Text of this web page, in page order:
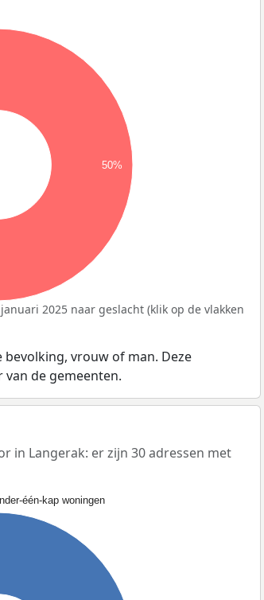
50%
2025 naar geslacht (klik op de vlakken
vrouw of man. Deze
de gemeenten.
in Langerak: er zijn 30 adressen met
één-kap woningen